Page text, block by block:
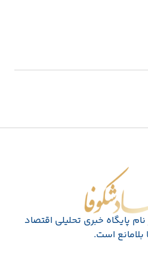
پايگاه خبری تحليلی اقتصاد
است.